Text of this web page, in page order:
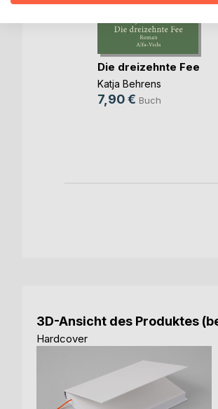
Die dreizehnte Fee
Katja Behrens
7,90 € Buch
3D-Ansicht des Produktes
Hardcover